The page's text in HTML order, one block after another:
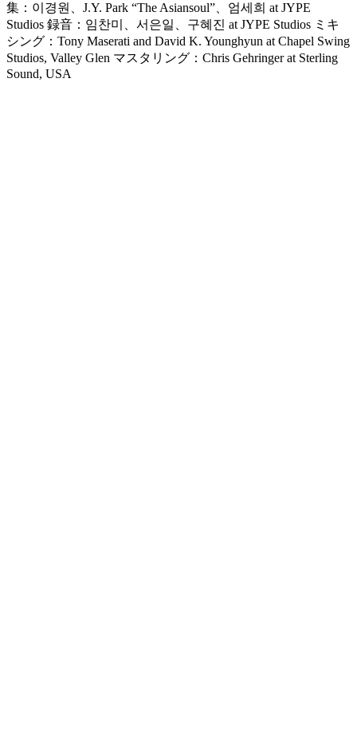
集：이경원、J.Y. Park “The Asiansoul”、엄세희 at JYPE
Studios 録音：임찬미、서은일、구혜진 at JYPE Studios ミキ
シング：Tony Maserati and David K. Younghyun at Chapel Swing
Studios, Valley Glen マスタリング：Chris Gehringer at Sterling
Sound, USA